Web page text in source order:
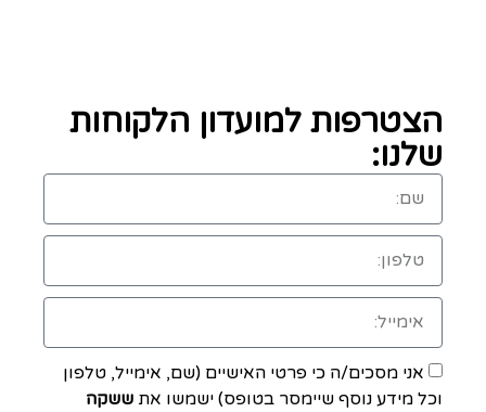
הצטרפות למועדון הלקוחות
שלנו:
אני מסכים/ה כי פרטי האישיים (שם, אימייל, טלפון
וכל מידע נוסף שיימסר בטופס) ישמשו את ששקה